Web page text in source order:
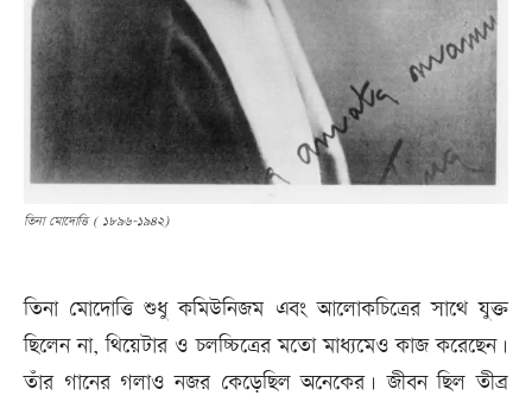
তিনা মোদোত্তি ( ১৮৯৬-১৯৪২)
তিনা মোদোত্তি শুধু কমিউনিজম এবং আলোকচিত্রের সাথে যুক্ত
ছিলেন না, থিয়েটার ও চলচ্চিত্রের মতো মাধ্যমেও কাজ করেছেন।
তাঁর গানের গলাও নজর কেড়েছিল অনেকের। জীবন ছিল তীব্র